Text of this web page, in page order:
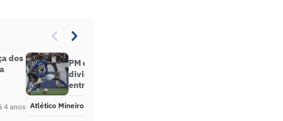
dos
4 anos
PM de Minas libera torcida
dividida caso final do Mineiro seja
entre Atlético-MG e Cruzeiro
Atlético Mineiro